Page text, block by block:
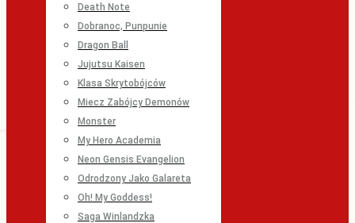
Death Note
Dobranoc, Punpunie
Dragon Ball
Jujutsu Kaisen
Klasa Skrytobójców
Miecz Zabójcy Demonów
Monster
My Hero Academia
Neon Gensis Evangelion
Odrodzony Jako Galareta
Oh! My Goddess!
Saga Winlandzka